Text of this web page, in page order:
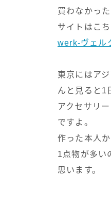
買わなかっ
サイトはこち
werk-ヴェル
東京にはア
んと見ると1
アクセサリ
ですよ。
作った本人
1点物が多い
思います。